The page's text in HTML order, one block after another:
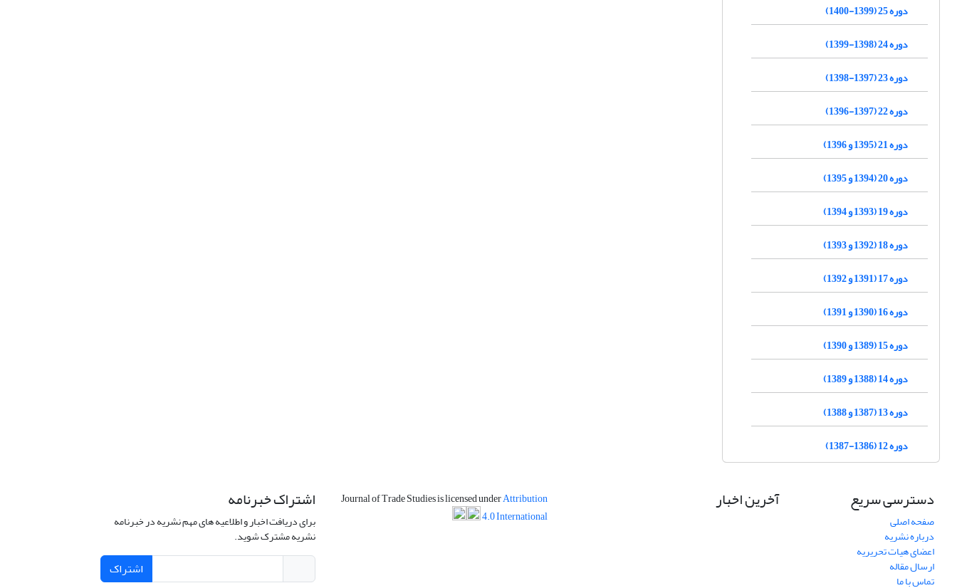
دوره 25 (1399-1400)
دوره 24 (1398-1399)
دوره 23 (1397-1398)
دوره 22 (1397-1396)
دوره 21 (1395 و 1396)
دوره 20 (1394 و 1395)
دوره 19 (1393 و 1394)
دوره 18 (1392 و 1393)
دوره 17 (1391 و 1392)
دوره 16 (1390 و 1391)
دوره 15 (1389 و 1390)
دوره 14 (1388 و 1389)
دوره 13 (1387 و 1388)
دوره 12 (1386-1387)
دسترسی سریع
صفحه اصلی
درباره نشریه
اعضای هیات تحریریه
ارسال مقاله
تماس با ما
آخرین اخبار Journal of Trade Studies is licensed underAttribution
4.0 International
اشتراک خبرنامه
برای دریافت اخبار و اطلاعیه های مهم نشریه در خبرنامه
نشریه مشترک شوید.
اشتراک